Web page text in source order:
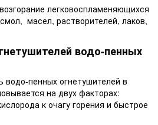
легковоспламеняющихся
масел, растворителей, лаков,
водо-пенных
пенных огнетушителей в
на двух факторах:
к очагу горения и быстрое